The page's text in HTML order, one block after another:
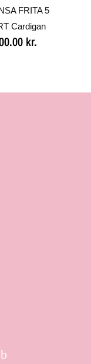
FRITA 5
Cardigan
kr.